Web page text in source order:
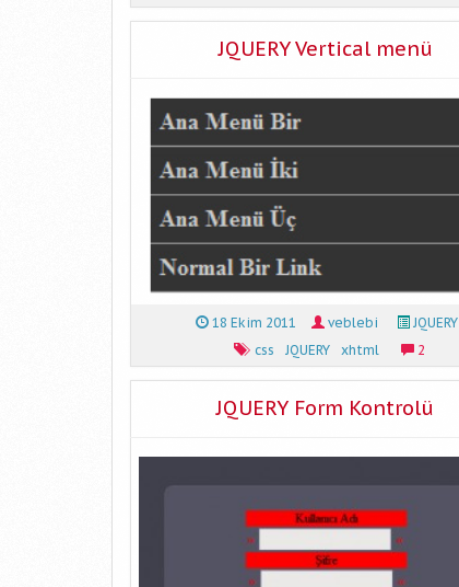
JQUERY Vertical menü
18 Ekim 2011 veblebi
JQUERY
css
JQUERY xhtml 2
JQUERY Form Kontrolü